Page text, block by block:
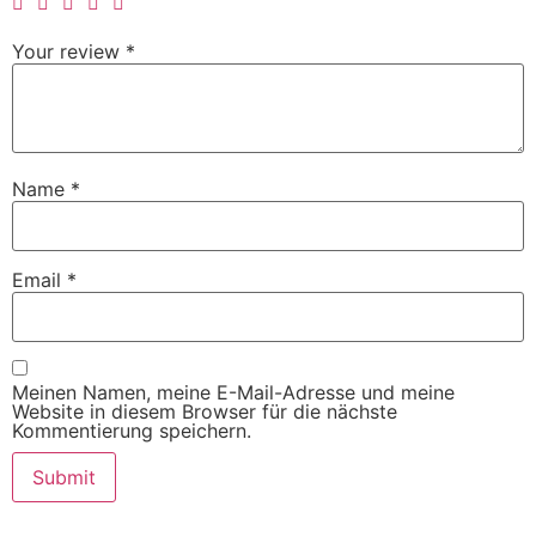
Your review *
Name *
Email *
Meinen Namen, meine E-Mail-Adresse und meine
Website in diesem Browser für die nächste
Kommentierung speichern.